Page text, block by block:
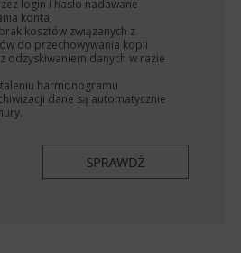
login i hasło nadawane
konta;
kosztów związanych z
do przechowywania kopii
odzyskiwaniem danych w razie
harmonogramu
dane są automatycznie